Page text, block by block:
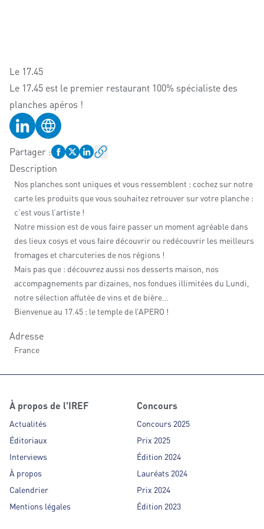
Le 17.45
Le 17.45 est le premier restaurant 100% spécialiste des
planches apéros !
Profil LinkedIn
Site web
Partager :
Description
Nos planches sont uniques et vous ressemblent : cochez sur notre
carte les produits que vous souhaitez retrouver sur votre planche :
c’est vous l’artiste !
Notre mission est de vous faire passer un moment agréable dans
des lieux cosys et vous faire découvrir ou redécouvrir les meilleurs
fromages et charcuteries de nos régions !
Mais pas que : découvrez aussi nos desserts maison, nos
accompagnements par dizaines, nos fondues illimitées du Lundi,
notre sélection affutée de vins et de bière…
Bienvenue au 17.45 : le temple de l’APERO !
Adresse
France
À propos de l'IREF
Actualités
Éditoriaux
Interviews
À propos
Calendrier
Mentions légales
Concours
Concours 2025
Prix 2025
Édition 2024
Lauréats 2024
Prix 2024
Édition 2023